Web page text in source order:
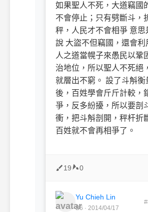
如果聖人不死，大道竊國
不會停止；只有劈斷斗，
秤，人民才不會相爭 意思
說 大盜不但竊國，還會利
人之道當幌子來愚民以鞏
治地位，所以聖人不死絕
就層出不窮。 設了斗斛衡
後，百姓學會斤斤計較，
爭，反多紛擾，所以要剖
衝，把斗斛剖開，秤杆折
百姓就不會再相爭了。
19 0
Yu Chieh Lin
B6 · 2014/04/17